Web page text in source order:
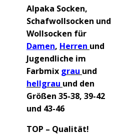
Alpaka Socken,
Schafwollsocken und
Wollsocken für
Damen, Herren und
Jugendliche im
Farbmix grau und
hellgrau und den
Größen 35-38, 39-42
und 43-46
TOP – Qualität!